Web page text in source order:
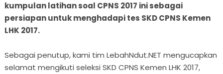
kumpulan latihan soal CPNS 2017 ini sebagai
persiapan untuk menghadapi tes SKD CPNS Kemen
LHK 2017.
Sebagai penutup, kami tim LebahNdut.NET mengucapkan
selamat mengikuti seleksi SKD CPNS Kemen LHK 2017,